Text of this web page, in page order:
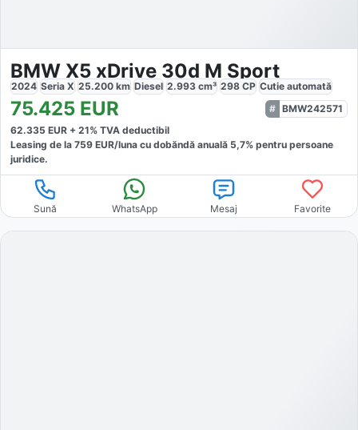
BMW X5 xDrive 30d M Sport
2024 Seria X 25.200 km Diesel 2.993 cm³ 298 CP Cutie automată
75.425 EUR
BMW242571
62.335 EUR + 21% TVA deductibil
Leasing de la 759 EUR/luna cu dobăndă anuală 5,7% pentru persoane
juridice.
Sună WhatsApp Mesaj Favorite